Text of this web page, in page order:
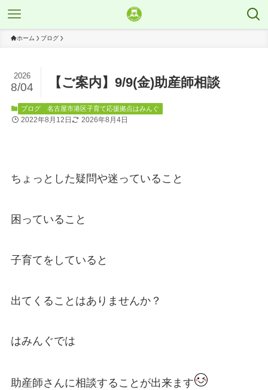
ホーム ブログ
【ご案内】9/9(金)助産師相談
2026
8/04
ブログ 名古屋市港区子育て応援拠点はみんぐ
2022年8月12日 2026年8月4日
ちょっとした疑問や迷っていること
困っていること
子育てをしていると
出てくることはありませんか？
はみんぐでは
助産師さんに相談することが出来ます